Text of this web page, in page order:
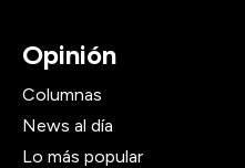
Opinión
Columnas
News al día
Lo más popular